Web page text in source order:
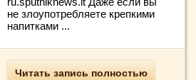
не злоупотребляете крепкими
напитками ...
Читать запись полностью